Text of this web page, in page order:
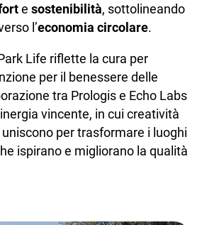
e sostenibilità, sottolineando
l’economia circolare.
Life riflette la cura per
per il benessere delle
tra Prologis e Echo Labs
vincente, in cui creatività
per trasformare i luoghi
ispirano e migliorano la qualità